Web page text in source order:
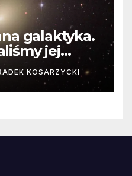
galaktyka.
jej
KOSARZYCKI